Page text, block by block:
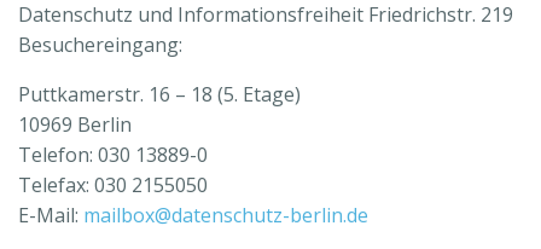
Datenschutz und Informationsfreiheit Friedrichstr. 219
Besuchereingang:
Puttkamerstr. 16 – 18 (5. Etage)
10969 Berlin
Telefon: 030 13889-0
Telefax: 030 2155050
E-Mail: mailbox@datenschutz-berlin.de